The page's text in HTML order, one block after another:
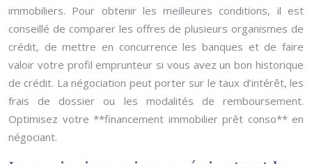
immobiliers. Pour obtenir les meilleures conditions, il est
conseillé de comparer les offres de plusieurs organismes de
crédit, de mettre en concurrence les banques et de faire
valoir votre profil emprunteur si vous avez un bon historique
de crédit. La négociation peut porter sur le taux d’intérêt, les
frais de dossier ou les modalités de remboursement.
Optimisez votre **financement immobilier prêt conso** en
négociant.